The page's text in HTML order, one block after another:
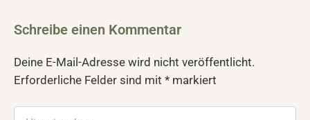
Schreibe einen Kommentar
Deine E-Mail-Adresse wird nicht veröffentlicht.
Erforderliche Felder sind mit * markiert